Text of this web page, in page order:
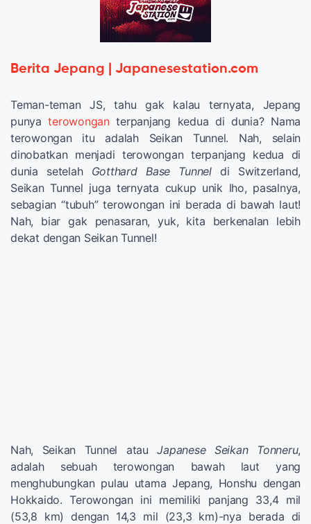
Berita Jepang | Japanesestation.com
Teman-teman JS, tahu gak kalau ternyata, Jepang
punyaterowonganterpanjang kedua di dunia? Nama
terowongan itu adalah Seikan Tunnel. Nah, selain
dinobatkan menjadi terowongan terpanjang kedua di
dunia setelahGotthard Base Tunneldi Switzerland,
Seikan Tunnel juga ternyata cukup unik lho, pasalnya,
sebagian “tubuh” terowongan ini berada di bawah laut!
Nah, biar gak penasaran, yuk, kita berkenalan lebih
dekat dengan Seikan Tunnel!
Nah, Seikan Tunnel atauJapanese Seikan Tonneru,
adalah sebuah terowongan bawah laut yang
menghubungkan pulau utama Jepang, Honshu dengan
Hokkaido. Terowongan ini memiliki panjang 33,4 mil
(53,8 km) dengan 14,3 mil (23,3 km)-nya berada di